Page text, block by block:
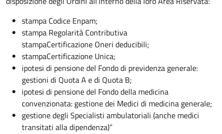
stampa Codice Enpam;
stampa Regolarità Contributiva
stampaCertificazione Oneri deducibili;
stampaCertificazione Unica;
ipotesi di pensione del Fondo di previdenza generale:
gestioni di Quota A e di Quota B;
ipotesi di pensione del Fondo della medicina
convenzionata: gestione dei Medici di medicina generale;
gestione degli Specialisti ambulatoriali (anche medici
transitati alla dipendenza)”